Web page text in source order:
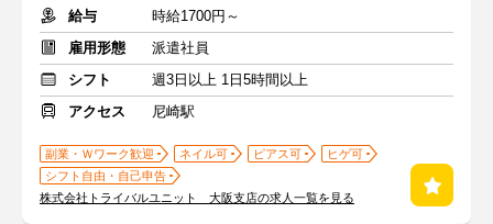
給与
時給1700円～
雇用形態
派遣社員
シフト
週3日以上 1日5時間以上
アクセス
尼崎駅
副業・Ｗワーク歓迎 ネイル可 ピアス可
ヒゲ可
シフト自由・自己申告
株式会社トライバルユニット 大阪支店の求人一覧を見る